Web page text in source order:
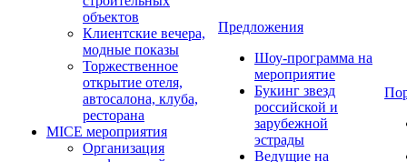
объектов
Клиентские вечера,
модные показы
Торжественное
открытие отеля,
автосалона, клуба,
ресторана
MICE мероприятия
Организация
Предложения
Шоу-программа на
мероприятие
Букинг звезд
российской и
зарубежной
эстрады
Ведущие на